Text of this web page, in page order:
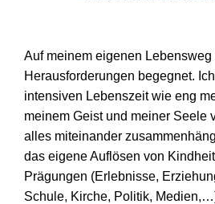
Auf meinem eigenen
Herausforderungen begegnet.
intensiven Lebenszeit wie eng
meinem Geist und meiner Seele
alles miteinander
das eigene Auflösen von
Prägungen (Erlebnisse,
Schule, Kirche, Politik,